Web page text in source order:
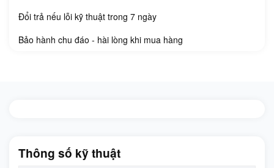
Đổi trả nếu lỗi kỹ thuật trong 7 ngày
Bảo hành chu đáo - hài lòng khi mua hàng
Thông số kỹ thuật